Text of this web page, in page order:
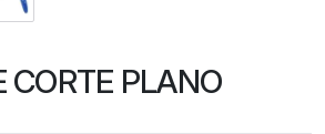
CORTE PLANO